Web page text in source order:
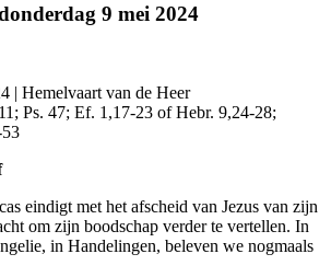
9 mei 2024
| Hemelvaart van de Heer
Ps. 47; Ef. 1,17-23 of Hebr. 9,24-28;
eindigt met het afscheid van Jezus van zijn
om zijn boodschap verder te vertellen. In
in Handelingen, beleven we nogmaals